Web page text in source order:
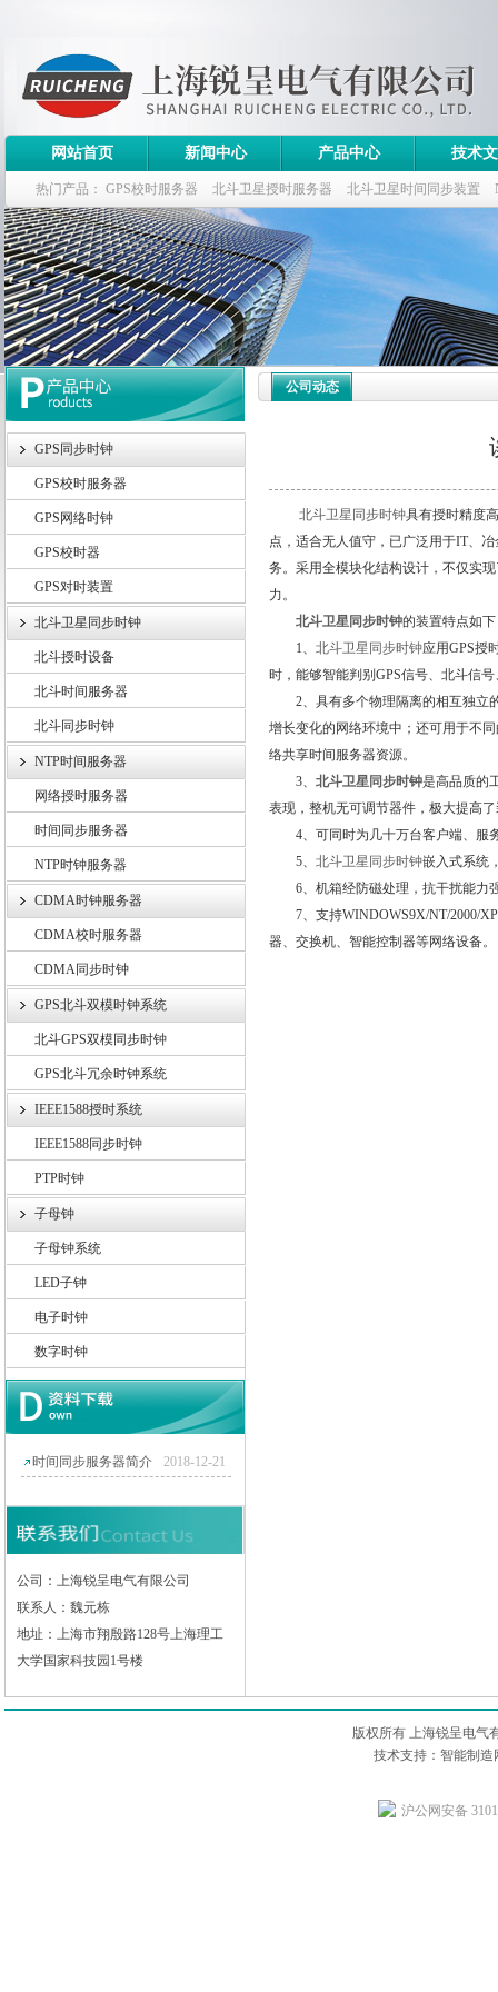
上海锐呈电气有限公司
网站首页 新闻中心 产品中心 技术
热门产品： GPS校时服务器 北斗卫星授时服务器 北斗卫星时间同步装置
斗卫星同步时钟指标
GPS同步时钟
GPS校时服务器
GPS网络时钟
GPS校时器
GPS对时装置
北斗卫星同步时钟
北斗授时设备
北斗时间服务器
北斗同步时钟
NTP时间服务器
网络授时服务器
时间同步服务器
NTP时钟服务器
CDMA时钟服务器
CDMA校时服务器
CDMA同步时钟
GPS北斗双模时钟系统
北斗GPS双模同步时钟
GPS北斗冗余时钟系统
IEEE1588授时系统
IEEE1588同步时钟
PTP时钟
子母钟
子母钟系统
LED子钟
电子时钟
数字时钟
时间同步服务器简介 2018-12-21
公司：上海锐呈电气有限公司
联系人：魏元栋
地址：上海市翔殷路128号上海理工
大学国家科技园1号楼
公司动态
北斗卫星同步时钟具有授时精度
点，适合无人值守，已广泛用于IT、
务。采用全模块化结构设计，不仅实
力。
北斗卫星同步时钟的装置特点如
1、 北斗卫星同步时钟应用GPS授
时，能够智能判别GPS信号、北斗信
2、具有多个物理隔离的相互独立的
增长变化的网络环境中；还可用于不
络共享时间服务器资源。
3、 北斗卫星同步时钟是高品质的
表现，整机无可调节器件，极大提高
4、可同时为几十万台客户端、服
5、 北斗卫星同步时钟嵌入式系统
6、机箱经防磁处理，抗干扰能力
7、支持WINDOWS9X/NT/2000/
器、交换机、智能控制器等网络设备。
版权所有 上海锐呈电气
技术支持：智能制造
沪公网安备